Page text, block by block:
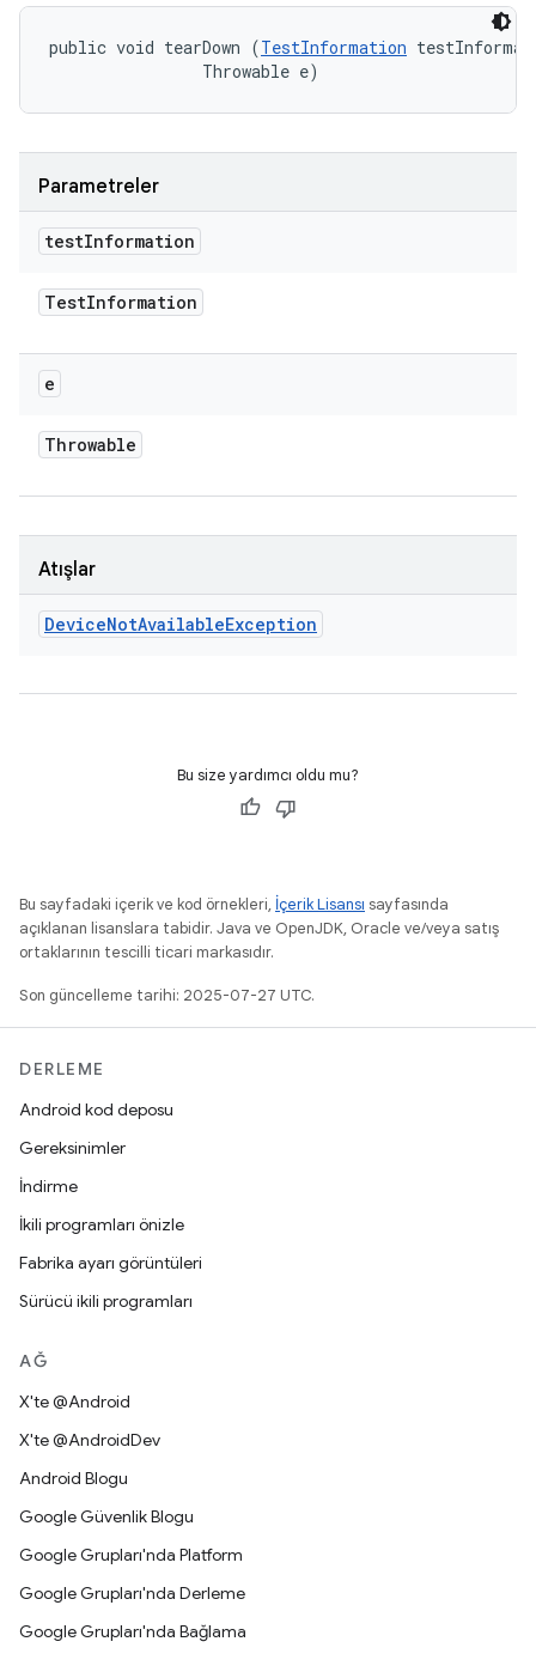
public void tearDown (TestInformation
                Throwable e)
Parametreler
testInformation
TestInformation
e
Throwable
Atışlar
DeviceNotAvailableException
Bu size yardımcı oldu mu?
Bu sayfadaki içerik ve kod örnekleri, İçerik Lisansı sayfasında
açıklanan lisanslara tabidir. Java ve OpenJDK, Oracle ve/veya satış
ortaklarının tescilli ticari markasıdır.
Son güncelleme tarihi: 2025-07-27 UTC.
DERLEME
Android kod deposu
Gereksinimler
İndirme
İkili programları önizle
Fabrika ayarı görüntüleri
Sürücü ikili programları
AĞ
X'te @Android
X'te @AndroidDev
Android Blogu
Google Güvenlik Blogu
Google Grupları'nda Platform
Google Grupları'nda Derleme
Google Grupları'nda Bağlama